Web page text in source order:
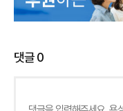
댓글0